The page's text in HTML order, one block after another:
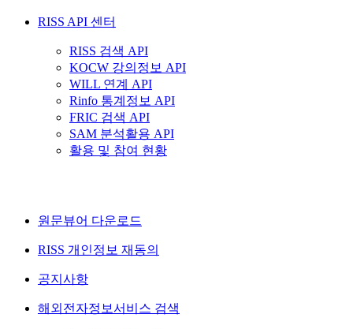
RISS API 센터
RISS 검색 API
KOCW 강의정보 API
WILL 연계 API
Rinfo 통계정보 API
FRIC 검색 API
SAM 분석활용 API
활용 및 참여 현황
원문뷰어 다운로드
RISS 개인정보 재동의
공지사항
해외전자정보서비스 검색